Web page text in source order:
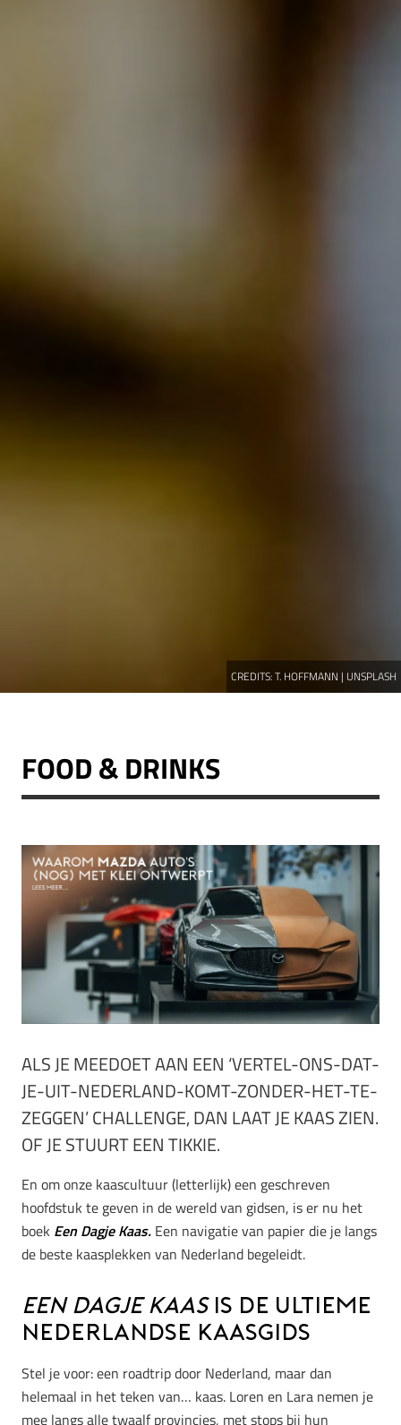
CREDITS:T. HOFFMANN | UNSPLASH
FOOD & DRINKS
ALS JE MEEDOET AAN EEN ‘VERTEL-ONS-DAT-
JE-UIT-NEDERLAND-KOMT-ZONDER-HET-TE-
ZEGGEN’ CHALLENGE, DAN LAAT JE KAAS ZIEN.
OF JE STUURT EEN TIKKIE.
En om onze kaascultuur (letterlijk) een geschreven
hoofdstuk te geven in de wereld van gidsen, is er nu het
boek Een Dagje Kaas. Een navigatie van papier die je langs
de beste kaasplekken van Nederland begeleidt.
Een Dagje Kaasis de ultieme
Nederlandse kaasgids
Stel je voor: een roadtrip door Nederland, maar dan
helemaal in het teken van… kaas. Loren en Lara nemen je
mee langs alle twaalf provincies, met stops bij hun